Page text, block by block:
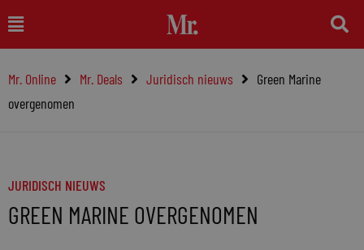
naar
inhoud
Main
Menu
Mr. Online Mr. Deals Juridisch nieuws
Green Marine
overgenomen
JURIDISCH NIEUWS
GREEN MARINE OVERGENOMEN